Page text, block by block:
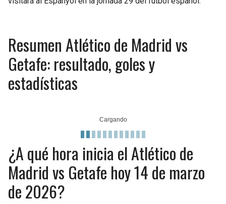
Resumen Atlético de Madrid vs
Getafe: resultado, goles y
estadísticas
¿A qué hora inicia el Atlético de
Madrid vs Getafe hoy 14 de marzo
de 2026?